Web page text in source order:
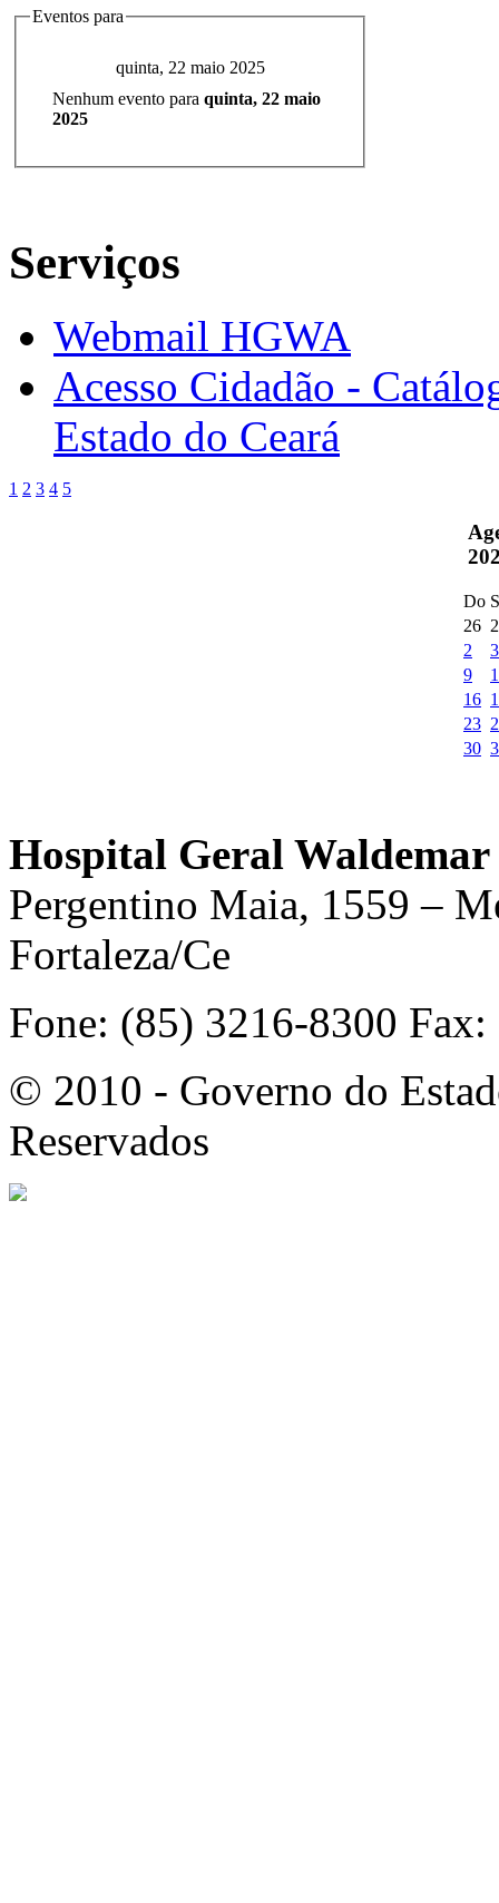
Eventos para
quinta, 22 maio 2025
Nenhum evento para quinta, 22 maio
2025
Serviços
Webmail HGWA
Acesso Cidadão -
Estado do Ceará
1 2 3 4 5
Do
26
2
3
9
16
23
30
Hospital Geral
Pergentino Maia, 1559 –
Fortaleza/Ce
Fone: (85) 3216-8300
© 2010 - Governo do
Reservados